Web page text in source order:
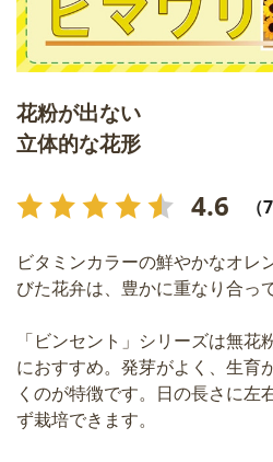
花粉が出ない
立体的な花形
4.6 （
ビタミンカラーの鮮やかなオレ
びた花弁は、豊かに重なり合っ
「ビンセント」シリーズは無花
におすすめ。発芽がよく、生育
くのが特徴です。日の長さに左
ず栽培できます。